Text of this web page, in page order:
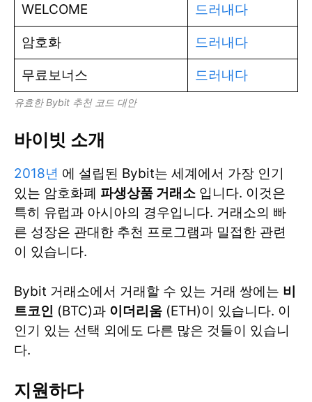
WELCOME 드러내다
암호화 드러내다
무료보너스 드러내다
유효한 Bybit 추천 코드 대안
바이빗 소개
2018년 에 설립된 Bybit는 세계에서 가장 인기
있는 암호화폐 파생상품 거래소 입니다. 이것은
특히 유럽과 아시아의 경우입니다. 거래소의 빠
른 성장은 관대한 추천 프로그램과 밀접한 관련
이 있습니다.
Bybit 거래소에서 거래할 수 있는 거래 쌍에는 비
트코인 (BTC)과 이더리움 (ETH)이 있습니다. 이
인기 있는 선택 외에도 다른 많은 것들이 있습니
다.
지원하다